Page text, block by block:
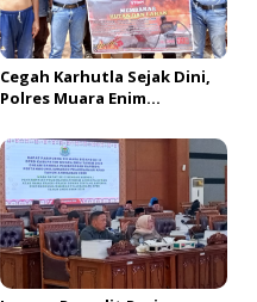
Cegah Karhutla Sejak Dini,
Polres Muara Enim